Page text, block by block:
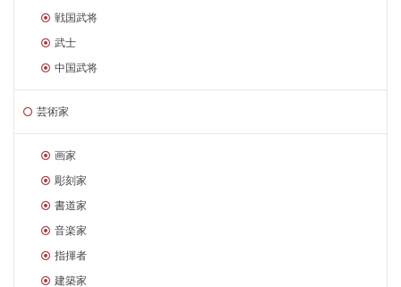
戦国武将
武士
中国武将
芸術家
画家
彫刻家
書道家
音楽家
指揮者
建築家